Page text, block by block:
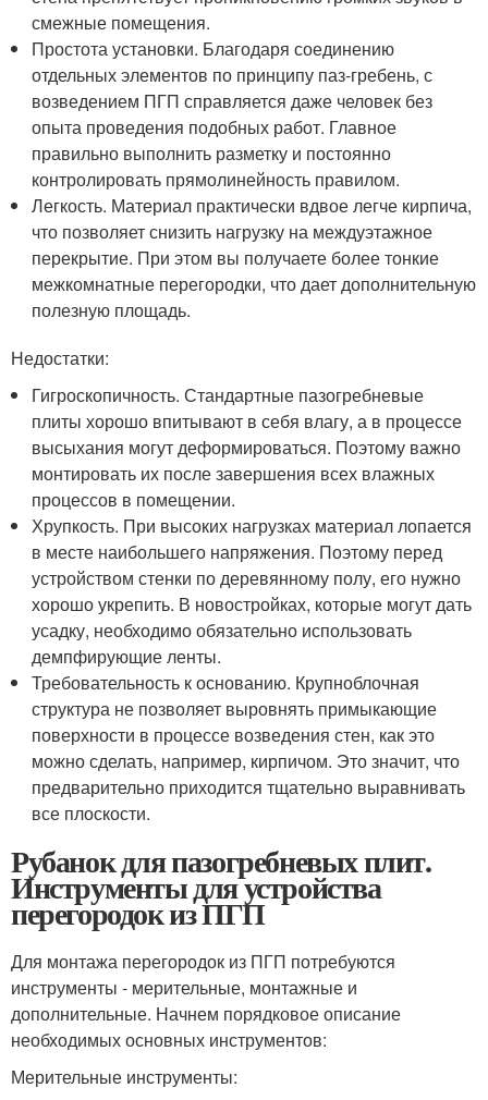
смежные помещения.
Простота установки. Благодаря соединению
отдельных элементов по принципу паз-гребень, с
возведением ПГП справляется даже человек без
опыта проведения подобных работ. Главное
правильно выполнить разметку и постоянно
контролировать прямолинейность правилом.
Легкость. Материал практически вдвое легче кирпича,
что позволяет снизить нагрузку на междуэтажное
перекрытие. При этом вы получаете более тонкие
межкомнатные перегородки, что дает дополнительную
полезную площадь.
Недостатки:
Гигроскопичность. Стандартные пазогребневые
плиты хорошо впитывают в себя влагу, а в процессе
высыхания могут деформироваться. Поэтому важно
монтировать их после завершения всех влажных
процессов в помещении.
Хрупкость. При высоких нагрузках материал лопается
в месте наибольшего напряжения. Поэтому перед
устройством стенки по деревянному полу, его нужно
хорошо укрепить. В новостройках, которые могут дать
усадку, необходимо обязательно использовать
демпфирующие ленты.
Требовательность к основанию. Крупноблочная
структура не позволяет выровнять примыкающие
поверхности в процессе возведения стен, как это
можно сделать, например, кирпичом. Это значит, что
предварительно приходится тщательно выравнивать
все плоскости.
Рубанок для пазогребневых плит.
Инструменты для устройства
перегородок из ПГП
Для монтажа перегородок из ПГП потребуются
инструменты - мерительные, монтажные и
дополнительные. Начнем порядковое описание
необходимых основных инструментов:
Мерительные инструменты: